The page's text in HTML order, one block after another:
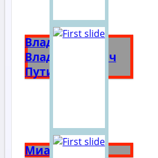
Владимир
Владимирович
Путин
Миасс